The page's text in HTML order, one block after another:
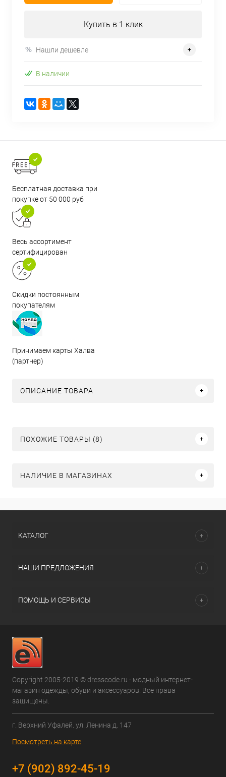
Купить в 1 клик
Нашли дешевле
В наличии
Бесплатная доставка при
покупке от 50 000 руб
Весь ассортимент
сертифицирован
Скидки постоянным
покупателям
Принимаем карты Халва
(партнер)
ОПИСАНИЕ ТОВАРА
ПОХОЖИЕ ТОВАРЫ (8)
НАЛИЧИЕ В МАГАЗИНАХ
КАТАЛОГ
НАШИ ПРЕДЛОЖЕНИЯ
ПОМОЩЬ И СЕРВИСЫ
Copyright 2005-2019 © dresscode.ru - модный интернет-
магазин одежды, обуви и аксессуаров. Все права
защищены.
г. Верхний Уфалей. ул. Ленина д. 147
Посмотреть на карте
+7 (902) 892-45-19